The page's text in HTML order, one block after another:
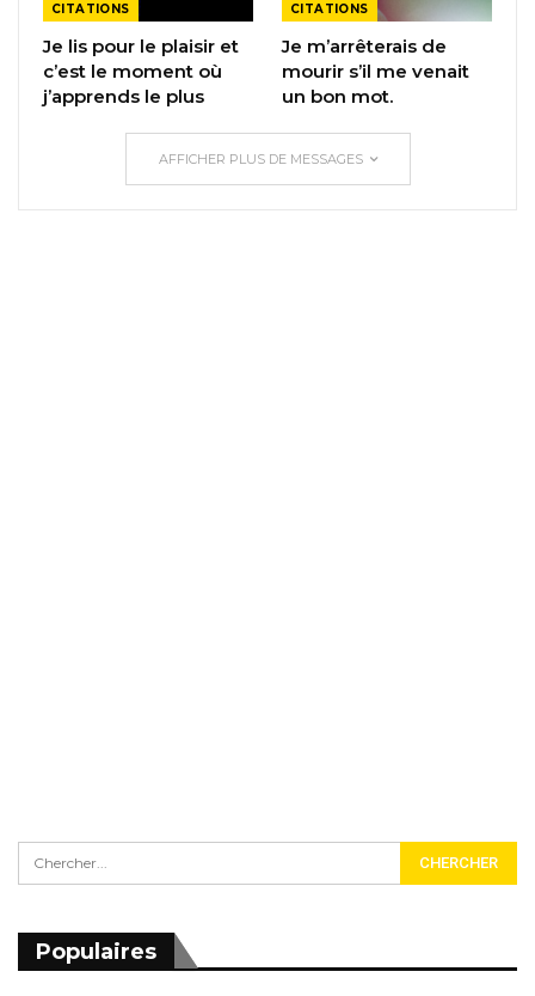
CITATIONS
Je lis pour le plaisir et
c’est le moment où
j’apprends le plus
CITATIONS
Je m’arrêterais de
mourir s’il me venait
un bon mot.
AFFICHER PLUS DE MESSAGES
Populaires